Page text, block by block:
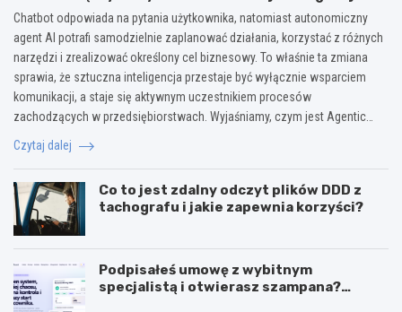
biznesie?
Chatbot odpowiada na pytania użytkownika, natomiast autonomiczny
agent AI potrafi samodzielnie zaplanować działania, korzystać z różnych
narzędzi i zrealizować określony cel biznesowy. To właśnie ta zmiana
sprawia, że sztuczna inteligencja przestaje być wyłącznie wsparciem
komunikacji, a staje się aktywnym uczestnikiem procesów
zachodzących w przedsiębiorstwach. Wyjaśniamy, czym jest Agentic…
Czytaj dalej
Co to jest zdalny odczyt plików DDD z
tachografu i jakie zapewnia korzyści?
Podpisałeś umowę z wybitnym
specjalistą i otwierasz szampana?